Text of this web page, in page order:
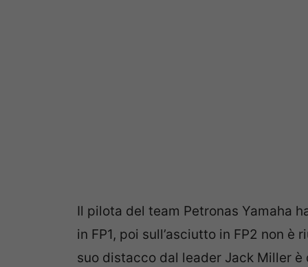
Il pilota del team Petronas Yamaha
in FP1, poi sull’asciutto in FP2 non
suo distacco dal leader Jack Miller